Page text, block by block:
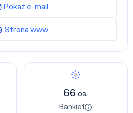
66os.
Bankiet
Pokaż e-mail
Strona www